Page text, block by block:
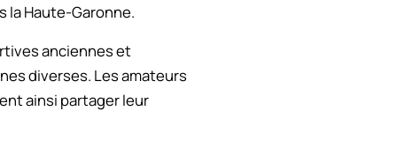
la Haute-Garonne.
anciennes et
diverses. Les amateurs
ainsi partager leur